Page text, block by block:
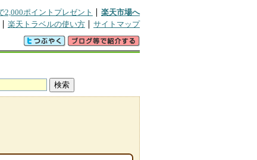
2,000ポイントプレゼント
楽天市場へ
楽天トラベルの使い方 サイトマップ